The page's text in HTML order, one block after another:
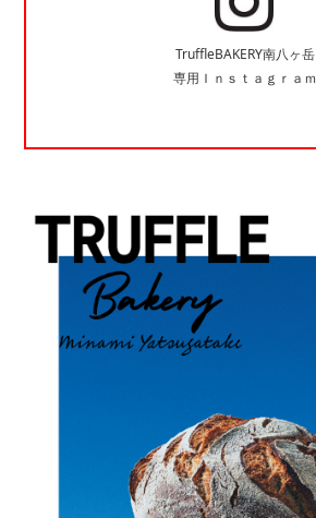
TruffleBAKERY南八ヶ岳
専用Ｉｎｓｔａｇｒａｍ